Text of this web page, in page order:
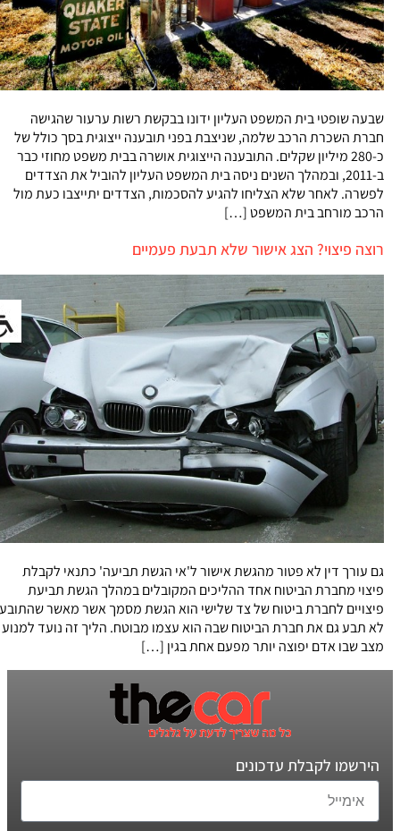
שבעה שופטי בית המשפט העליון ידונו בבקשת רשות ערעור שהגישה
חברת השכרת הרכב שלמה, שניצבת בפני תובענה ייצוגית בסך כולל של
כ-280 מיליון שקלים. התובענה הייצוגית אושרה בבית משפט מחוזי כבר
ב-2011, ובמהלך השנים ניסה בית המשפט העליון להוביל את הצדדים
לפשרה. לאחר שלא הצליחו להגיע להסכמות, הצדדים יתייצבו כעת מול
הרכב מורחב בית המשפט […]
רוצה פיצוי? הצג אישור שלא תבעת פעמיים
גם עורך דין לא פטור מהגשת אישור ל'אי הגשת תביעה' כתנאי לקבלת
פיצוי מחברת הביטוח אחד ההליכים המקובלים במהלך הגשת תביעת
פיצויים לחברת ביטוח של צד שלישי הוא הגשת מסמך אשר מאשר שהתובע
לא תבע גם את חברת הביטוח שבה הוא עצמו מבוטח. הליך זה נועד למנוע
מצב שבו אדם יפוצה יותר מפעם אחת בגין […]
הירשמו לקבלת עדכונים